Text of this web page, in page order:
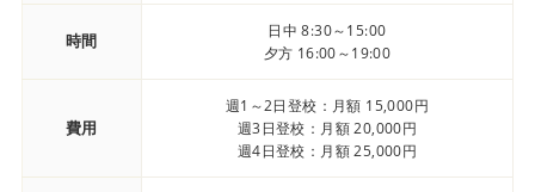
時間
日中 8:30～15:00
夕方 16:00～19:00
費用
週1～2日登校：月額 15,000円
週3日登校：月額 20,000円
週4日登校：月額 25,000円